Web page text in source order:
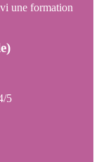
une formation
5